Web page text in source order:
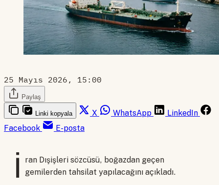
25 Mayıs 2026, 15:00
Paylaş
Linki kopyala X WhatsApp
LinkedIn
Facebook
E-posta
İ
ran Dışişleri sözcüsü, boğazdan geçen
gemilerden tahsilat yapılacağını açıkladı.